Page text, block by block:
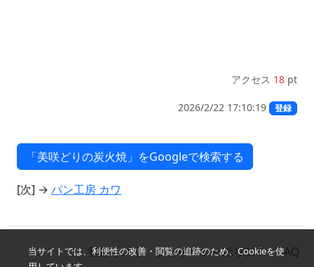
アクセス 18 pt
2026/2/22 17:10:19 登録
[次] → パン工房 カワ
当サイトでは、利便性の改善・閲覧の追跡のため、Cookieを使
登録リスト プライバシーポリシー FAQ